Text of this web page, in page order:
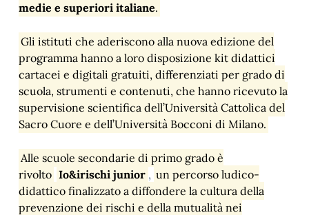
medie e superiori italiane.
Gli istituti che aderiscono alla nuova edizione del
programma hanno a loro disposizione kit didattici
cartacei e digitali gratuiti, differenziati per grado di
scuola, strumenti e contenuti, che hanno ricevuto la
supervisione scientifica dell’Università Cattolica del
Sacro Cuore e dell’Università Bocconi di Milano.
Alle scuole secondarie di primo grado è
rivolto Io&irischi junior , un percorso ludico-
didattico finalizzato a diffondere la cultura della
prevenzione dei rischi e della mutualità nei